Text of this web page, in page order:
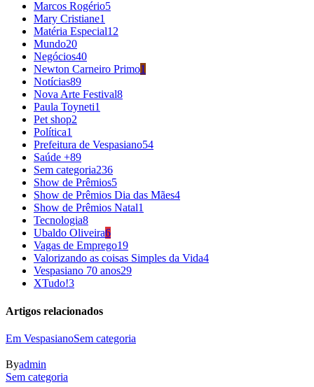
Marcos Rogério5
Mary Cristiane1
Matéria Especial12
Mundo20
Negócios40
Newton Carneiro Primo1
Notícias89
Nova Arte Festival8
Paula Toyneti1
Pet shop2
Política1
Prefeitura de Vespasiano54
Saúde +89
Sem categoria236
Show de Prêmios5
Show de Prêmios Dia das Mães4
Show de Prêmios Natal1
Tecnologia8
Ubaldo Oliveira6
Vagas de Emprego19
Valorizando as coisas Simples da Vida4
Vespasiano 70 anos29
XTudo!3
Artigos relacionados
Em VespasianoSem categoria
Byadmin
Sem categoria